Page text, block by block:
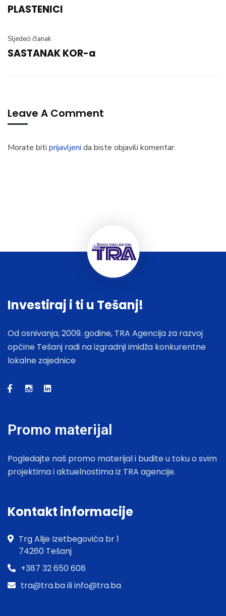
PLASTENICI
Sljedeći članak
SASTANAK KOR-a
Leave A Comment
Morate biti prijavljeni da biste objavili komentar.
Investiraj i ti u Tešanj!
Od osnivanja, 2009. godine, TRA Agencija za razvoj
općine Tešanj radi na izgradnji imidža konkurentne
lokalne zajednice
Promo materijal
Pogledajte naš promo materijal i budite u toku o svim
projektima i aktuelnostima iz TRA agencije.
Kontakt informacije
Trg Alije Izetbegovića br 1
74260 Tešanj
+387 32 650 608
tra@tra.ba ili info@tra.ba